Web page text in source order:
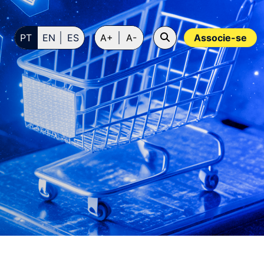
Associe-se
PT EN ES A+ A-